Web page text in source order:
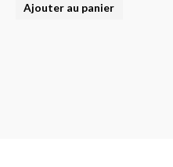
Ajouter au panier